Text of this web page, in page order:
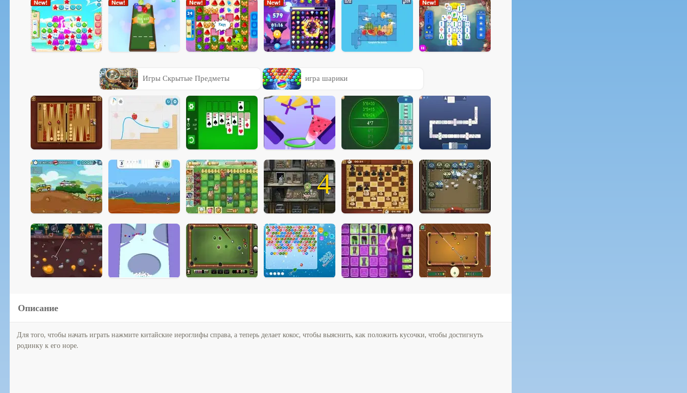
Игры Скрытые Предметы игра шарики
4
Описание
Для того, чтобы начать играть нажмите китайские иероглифы справа, а теперь делает кокос, чтобы выяснить, как положить кусочки, чтобы достигнуть
родинку к его норе.